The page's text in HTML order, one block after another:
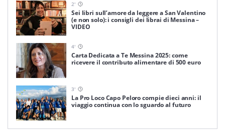
2'
Sei libri sull’amore da leggere a San Valentino
(e non solo): i consigli dei librai di Messina –
VIDEO
4'
Carta Dedicata a Te Messina 2025: come
ricevere il contributo alimentare di 500 euro
3'
La Pro Loco Capo Peloro compie dieci anni: il
viaggio continua con lo sguardo al futuro